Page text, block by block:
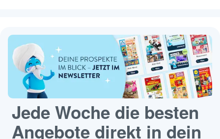
Jede Woche die besten
Angebote direkt in dein